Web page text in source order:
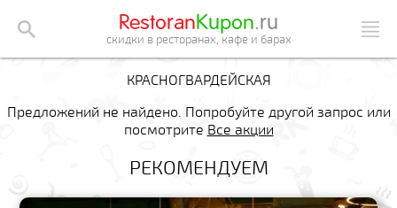
RestoranKupon.ru
скидки в ресторанах, кафе и барах
КРАСНОГВАРДЕЙСКАЯ
Предложений не найдено. Попробуйте другой запрос или
посмотрите Все акции
РЕКОМЕНДУЕМ